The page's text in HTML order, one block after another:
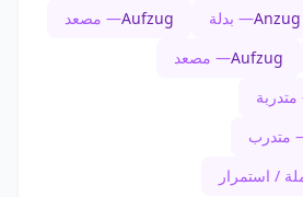
Anzug— بدلة Aufzug— مصعد
Aufzug— مصعد
متدرب
/ استمرار